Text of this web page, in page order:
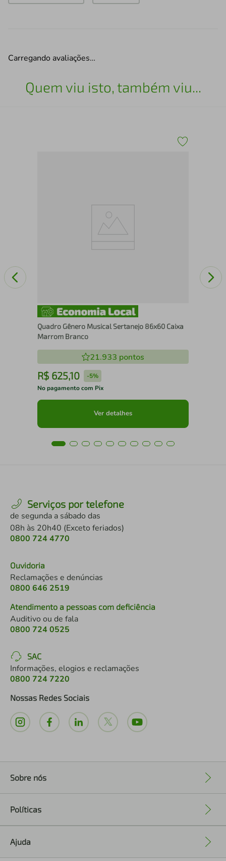
Carregando avaliações…
Quem viu isto, também viu...
Quadro Gênero Musical Sertanejo 86x60 Caixa
Marrom Branco
21.933 pontos
R$ 625,10 -5%
No pagamento com Pix
Ver detalhes
Serviços por telefone
de segunda a sábado das
08h às 20h40 (Exceto feriados)
0800 724 4770
Ouvidoria
Reclamações e denúncias
0800 646 2519
Atendimento a pessoas com deficiência
Auditivo ou de fala
0800 724 0525
SAC
Informações, elogios e reclamações
0800 724 7220
Nossas Redes Sociais
Sobre nós
Políticas
Ajuda